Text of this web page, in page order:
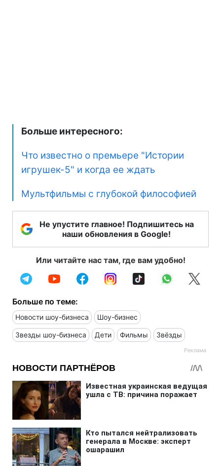
Больше интересного:
Что известно о премьере "Истории
игрушек-5" и когда ее ждать
Мультфильмы с глубокой философией
Не упустите главное! Подпишитесь на
наши обновления в Google!
Или читайте нас там, где вам удобно!
Больше по теме:
Новости шоу-бизнеса Шоу-бизнес
Звезды шоу-бизнеса Дети Фильмы Звёзды